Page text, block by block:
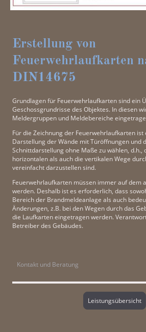
Erstellung von
Feuerwehrlaufkarten
DIN14675
Grundlagen für Feuerwehrlaufkarten sind ein
Geschossgrundrisse des Objektes. In diesen
Meldergruppen und Meldebereiche
Für die Zeichnung der Feuerwehrlaufkarten
Darstellung der Wände mit Türöffnungen und
Schnittdarstellung ohne Maße zu wählen, d.h.,
horizontalen als auch die vertikalen Wege
vereinfacht darzustellen sind.
Feuerwehrlaufkarten müssen immer auf dem
werden. Deshalb ist es erforderlich, dass
Bereich der Brandmeldeanlage als auch
Änderungen, z.B. bei den Wegen durch das
die Laufkarten eingetragen werden.
Betreiber des Gebäudes.
Kontakt und Beratung
Leistungsübersicht